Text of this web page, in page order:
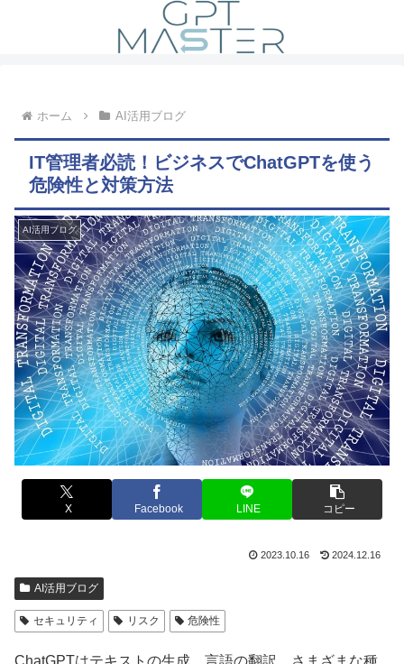
ホーム AI活用ブログ
IT管理者必読！ビジネスでChatGPTを使う
危険性と対策方法
AI活用ブログ
X Facebook LINE コピー
2023.10.16 2024.12.16
AI活用ブログ
セキュリティ リスク 危険性
ChatGPTはテキストの生成、言語の翻訳、さまざまな種